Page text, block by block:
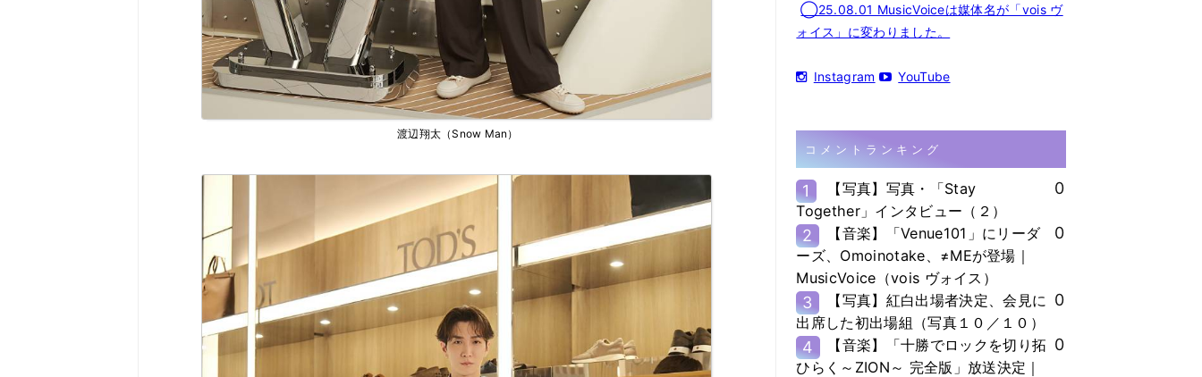
渡辺翔太（Snow Man）
◯25.08.01 MusicVoiceは媒体名が「vois ヴ
ォイス」に変わりました。
Instagram YouTube
コメントランキング
1
【写真】写真・「Stay
Together」インタビュー（２）
0
2
【音楽】「Venue101」にリーダ
ーズ、Omoinotake、≠MEが登場｜
MusicVoice（vois ヴォイス）
0
3
【写真】紅白出場者決定、会見に
出席した初出場組（写真１０／１０）
0
4
【音楽】「十勝でロックを切り拓
ひらく～ZION～ 完全版」放送決定｜
0